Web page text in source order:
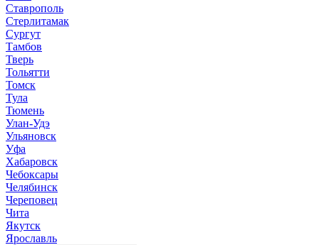
Ставрополь
Стерлитамак
Сургут
Тамбов
Тверь
Тольятти
Томск
Тула
Тюмень
Улан-Удэ
Ульяновск
Уфа
Хабаровск
Чебоксары
Челябинск
Череповец
Чита
Якутск
Ярославль